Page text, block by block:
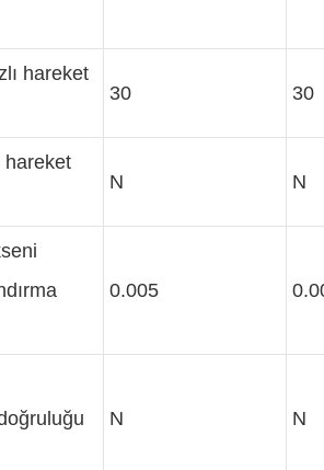
hareket
30 30
hareket
N N
0.005
N N